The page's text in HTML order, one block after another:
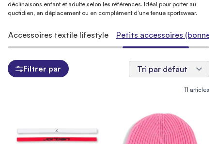
déclinaisons enfant et adulte selon les références. Idéal pour porter au
quotidien, en déplacement ou en complément d'une tenue sportswear.
11 articles
Accessoires textile lifestyle Petits accessoires
Filtrer par